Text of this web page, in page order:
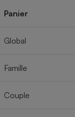
Panier
Global
Famille
Couple